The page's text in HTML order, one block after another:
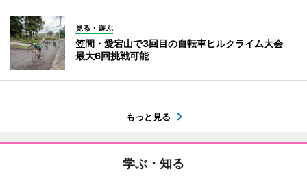
見る・遊ぶ
笠間・愛宕山で3回目の自転車ヒルクライム大会
最大6回挑戦可能
もっと見る
学ぶ・知る